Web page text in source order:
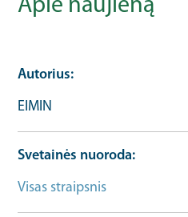
Apie naujieną
Autorius
EIMIN
Svetainės nuoroda
Visas straipsnis